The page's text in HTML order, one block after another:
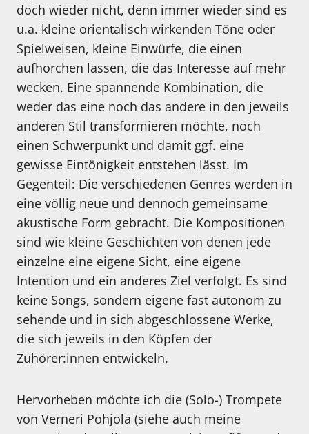
doch wieder nicht, denn immer wieder sind es
u.a. kleine orientalisch wirkenden Töne oder
Spielweisen, kleine Einwürfe, die einen
aufhorchen lassen, die das Interesse auf mehr
wecken. Eine spannende Kombination, die
weder das eine noch das andere in den jeweils
anderen Stil transformieren möchte, noch
einen Schwerpunkt und damit ggf. eine
gewisse Eintönigkeit entstehen lässt. Im
Gegenteil: Die verschiedenen Genres werden in
eine völlig neue und dennoch gemeinsame
akustische Form gebracht. Die Kompositionen
sind wie kleine Geschichten von denen jede
einzelne eine eigene Sicht, eine eigene
Intention und ein anderes Ziel verfolgt. Es sind
keine Songs, sondern eigene fast autonom zu
sehende und in sich abgeschlossene Werke,
die sich jeweils in den Köpfen der
Zuhörer:innen entwickeln.
Hervorheben möchte ich die (Solo-) Trompete
von Verneri Pohjola (siehe auch meine